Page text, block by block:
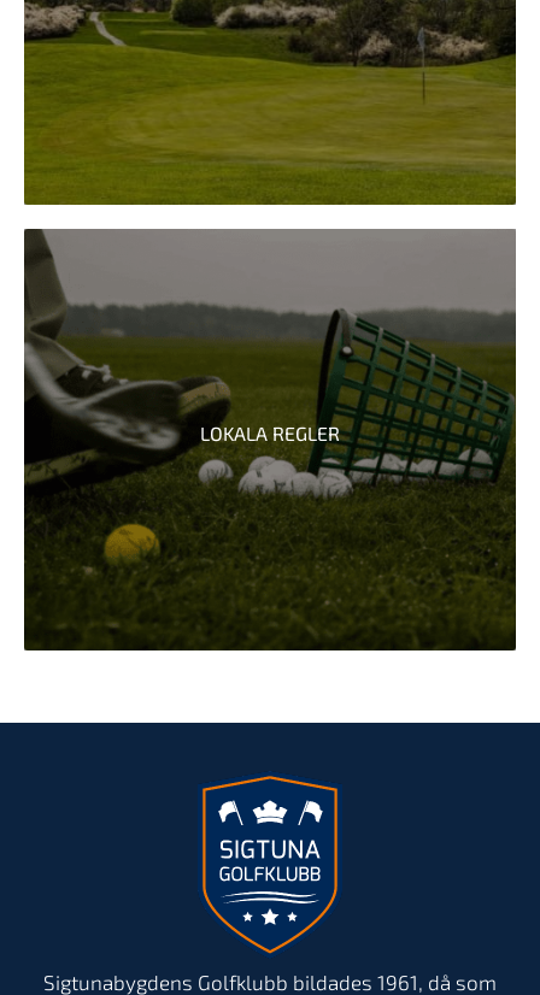
LOKALA REGLER
Sigtunabygdens Golfklubb bildades 1961, då som